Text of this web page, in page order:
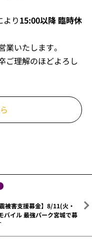
り15:00以降 臨時休
いたします。
ご理解のほどよろし
被害支援募金】8/11(火・
バイル 最強パーク宮城で募